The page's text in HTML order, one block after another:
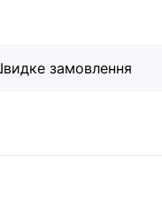
замовлення